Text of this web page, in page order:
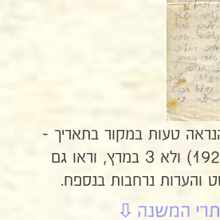
טעות במקור בתאריך -
צ"ל 3 באפריל (1927) ולא 3 במרץ, וראו גם
והערות נרחבות בנספח.